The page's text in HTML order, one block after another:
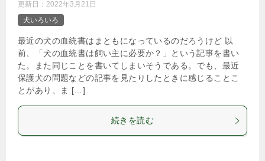
更新日： 2022年3月21日
犬いろいろ
最近の犬の血統書はまともになっているのだろうけど 以
前、「犬の血統書は飼い主に必要か？」という記事を書い
た。また同じことを書いてしまいそうである。でも、最近
保護犬の問題などの記事を見たりしたときに感じることこ
とがあり、ま […]
続きを読む